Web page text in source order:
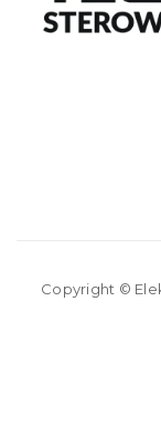
Copyright ©